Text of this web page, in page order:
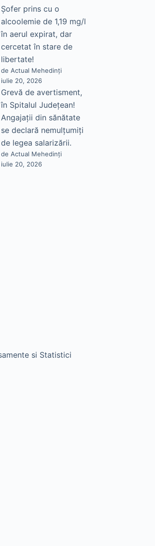
Șofer prins cu o
alcoolemie de 1,19 mg/l
în aerul expirat, dar
cercetat în stare de
libertate!
de Actual Mehedinți
iulie 20, 2026
Grevă de avertisment,
în Spitalul Județean!
Angajații din sănătate
se declară nemulțumiți
de legea salarizării.
de Actual Mehedinți
iulie 20, 2026